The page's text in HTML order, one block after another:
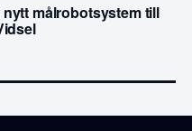
nytt målrobotsystem till